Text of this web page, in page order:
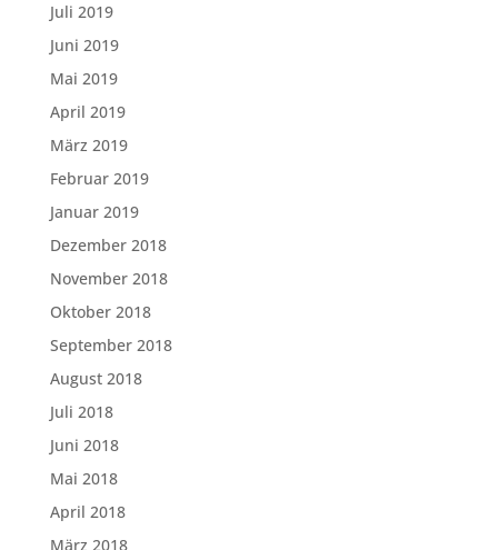
Juli 2019
Juni 2019
Mai 2019
April 2019
März 2019
Februar 2019
Januar 2019
Dezember 2018
November 2018
Oktober 2018
September 2018
August 2018
Juli 2018
Juni 2018
Mai 2018
April 2018
März 2018